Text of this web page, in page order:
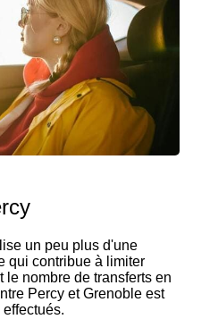
un peu plus d'une
qui contribue à limiter
nombre de transferts en
Percy et Grenoble est